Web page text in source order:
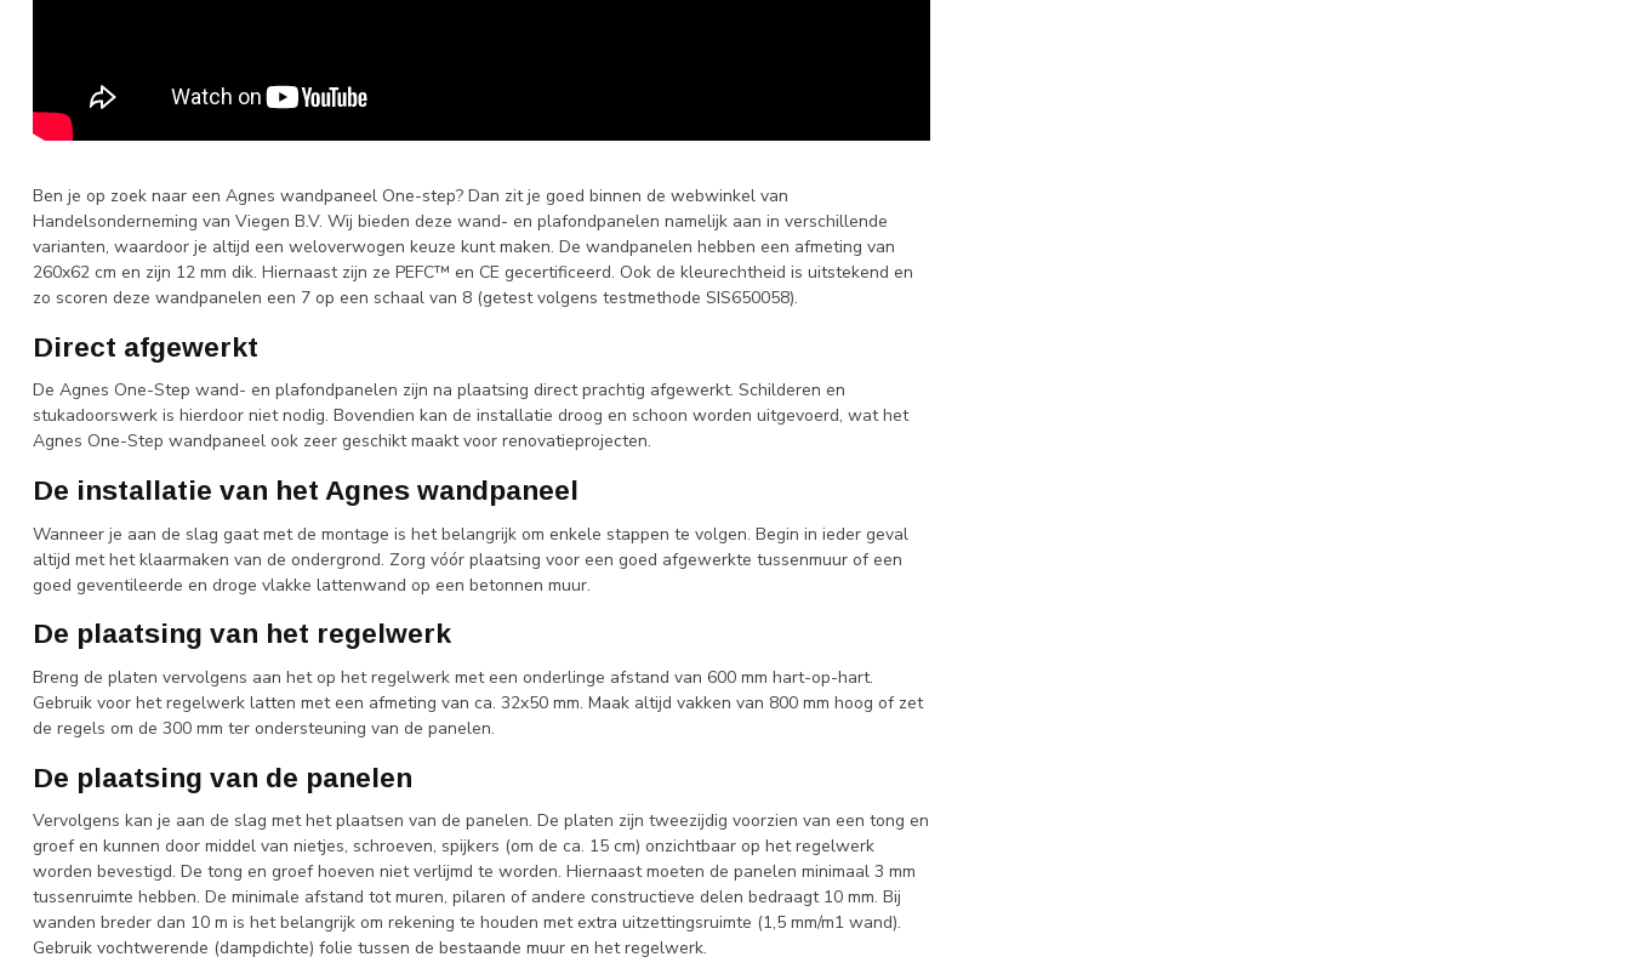
Ben je op zoek naar een Agnes wandpaneel One-step? Dan zit je goed binnen de webwinkel van
Handelsonderneming van Viegen B.V. Wij bieden deze wand- en plafondpanelen namelijk aan in verschillende
varianten, waardoor je altijd een weloverwogen keuze kunt maken. De wandpanelen hebben een afmeting van
260x62 cm en zijn 12 mm dik. Hiernaast zijn ze PEFC™ en CE gecertificeerd. Ook de kleurechtheid is uitstekend en
zo scoren deze wandpanelen een 7 op een schaal van 8 (getest volgens testmethode SIS650058).
Direct afgewerkt
De Agnes One-Step wand- en plafondpanelen zijn na plaatsing direct prachtig afgewerkt. Schilderen en
stukadoorswerk is hierdoor niet nodig. Bovendien kan de installatie droog en schoon worden uitgevoerd, wat het
Agnes One-Step wandpaneel ook zeer geschikt maakt voor renovatieprojecten.
De installatie van het Agnes wandpaneel
Wanneer je aan de slag gaat met de montage is het belangrijk om enkele stappen te volgen. Begin in ieder geval
altijd met het klaarmaken van de ondergrond. Zorg vóór plaatsing voor een goed afgewerkte tussenmuur of een
goed geventileerde en droge vlakke lattenwand op een betonnen muur.
De plaatsing van het regelwerk
Breng de platen vervolgens aan het op het regelwerk met een onderlinge afstand van 600 mm hart-op-hart.
Gebruik voor het regelwerk latten met een afmeting van ca. 32x50 mm. Maak altijd vakken van 800 mm hoog of zet
de regels om de 300 mm ter ondersteuning van de panelen.
De plaatsing van de panelen
Vervolgens kan je aan de slag met het plaatsen van de panelen. De platen zijn tweezijdig voorzien van een tong en
groef en kunnen door middel van nietjes, schroeven, spijkers (om de ca. 15 cm) onzichtbaar op het regelwerk
worden bevestigd. De tong en groef hoeven niet verlijmd te worden. Hiernaast moeten de panelen minimaal 3 mm
tussenruimte hebben. De minimale afstand tot muren, pilaren of andere constructieve delen bedraagt 10 mm. Bij
wanden breder dan 10 m is het belangrijk om rekening te houden met extra uitzettingsruimte (1,5 mm/m1 wand).
Gebruik vochtwerende (dampdichte) folie tussen de bestaande muur en het regelwerk.